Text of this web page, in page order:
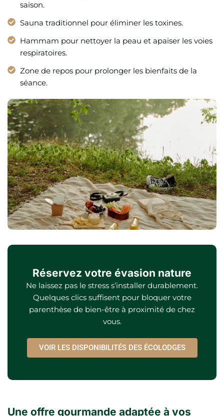
saison.
Sauna traditionnel pour éliminer les toxines.
Hammam pour nettoyer la peau et apaiser les voies
respiratoires.
Zone de repos pour prolonger les bienfaits de la
séance.
Réservez votre évasion nature
Ne laissez pas le stress s’installer durablement.
Quelques clics suffisent pour bloquer votre
parenthèse de bien-être à proximité de chez
vous.
VOIR LES DISPONIBILITÉS DES ÉCOLODGES
Une offre gourmande adaptée à vos